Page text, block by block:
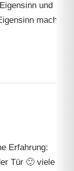
und
macht
Erfahrung:
Tür 🙂 viele